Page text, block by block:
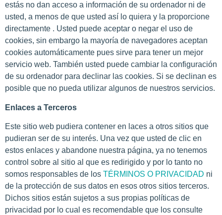
estás no dan acceso a información de su ordenador ni de
usted, a menos de que usted así lo quiera y la proporcione
directamente . Usted puede aceptar o negar el uso de
cookies, sin embargo la mayoría de navegadores aceptan
cookies automáticamente pues sirve para tener un mejor
servicio web. También usted puede cambiar la configuración
de su ordenador para declinar las cookies. Si se declinan es
posible que no pueda utilizar algunos de nuestros servicios.
Enlaces a Terceros
Este sitio web pudiera contener en laces a otros sitios que
pudieran ser de su interés. Una vez que usted de clic en
estos enlaces y abandone nuestra página, ya no tenemos
control sobre al sitio al que es redirigido y por lo tanto no
somos responsables de los TÉRMINOS O PRIVACIDAD ni
de la protección de sus datos en esos otros sitios terceros.
Dichos sitios están sujetos a sus propias políticas de
privacidad por lo cual es recomendable que los consulte